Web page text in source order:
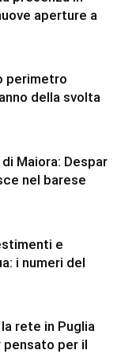
aperture a
perimetro
della svolta
Maiora: Despar
nel barese
e
i numeri del
rete in Puglia
pensato per il